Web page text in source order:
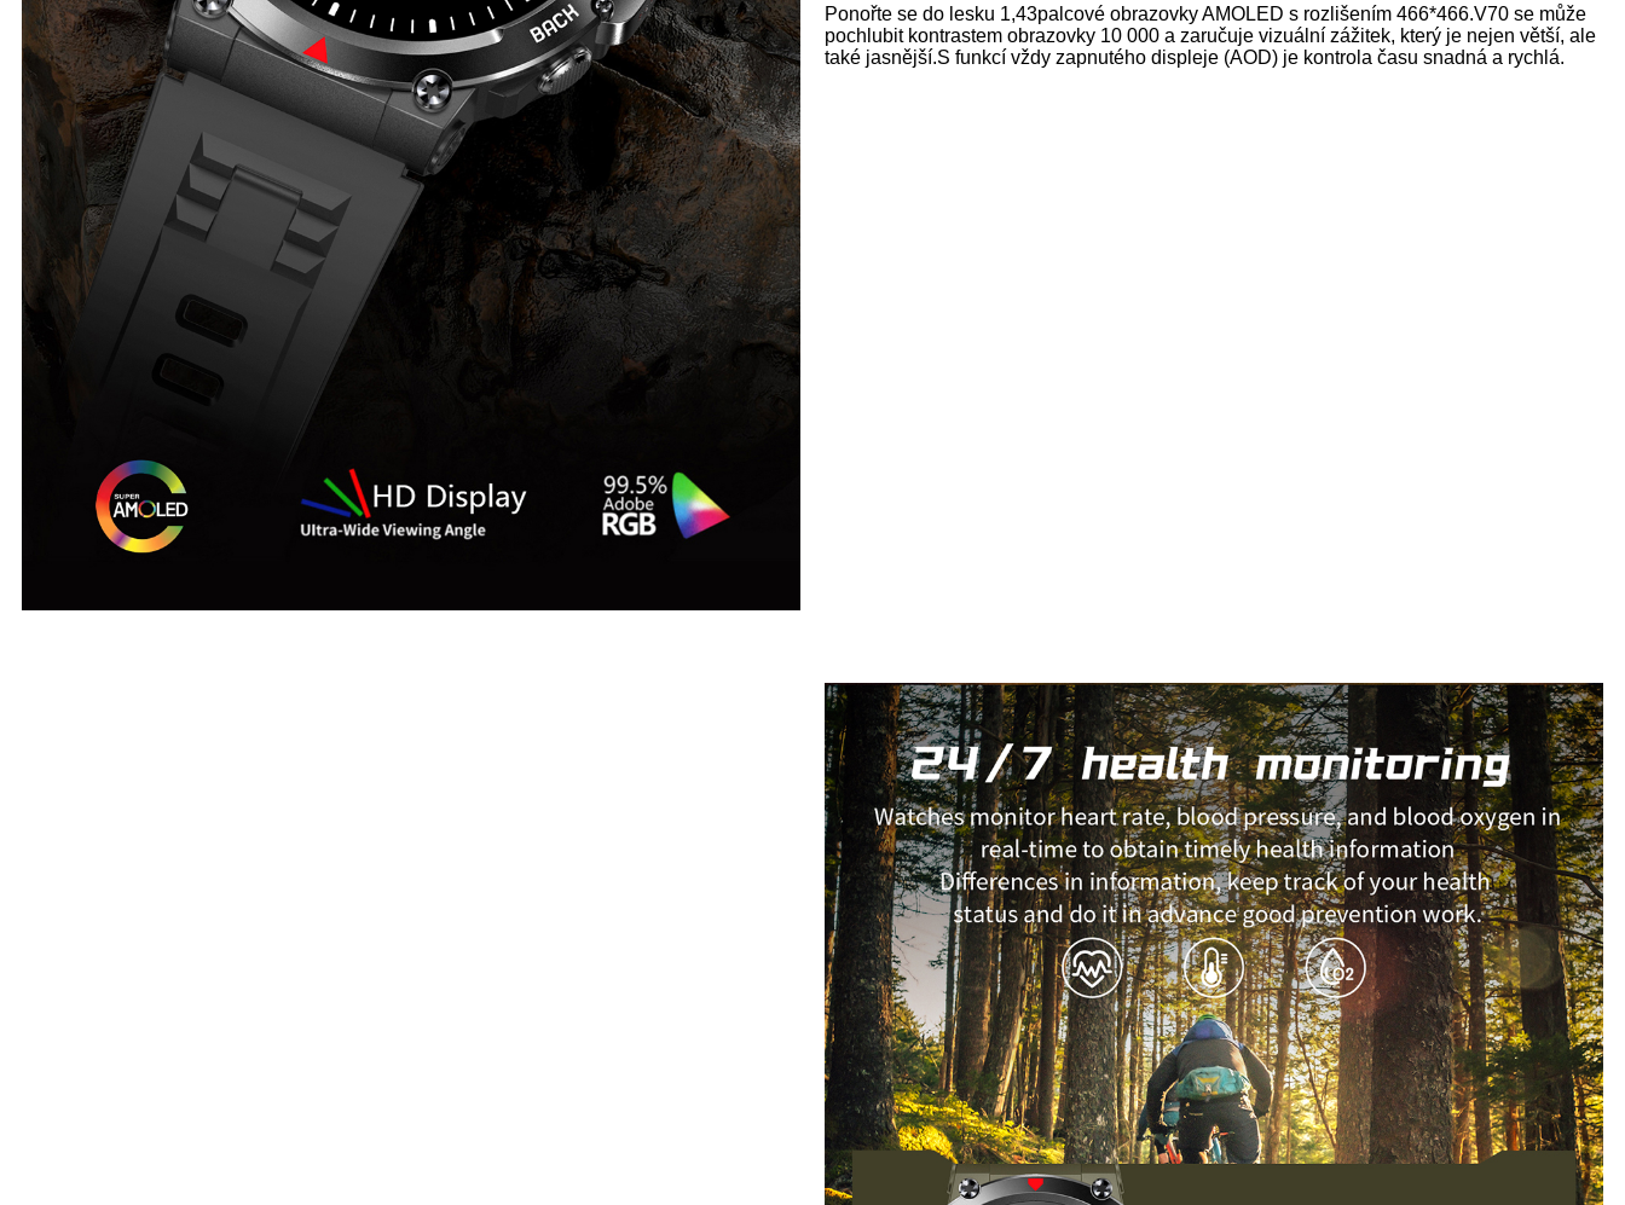
Ponořte se do lesku 1,43palcové obrazovky AMOLED s rozlišením 466*466.V70 se může
pochlubit kontrastem obrazovky 10 000 a zaručuje vizuální zážitek, který je nejen větší, ale
také jasnější.S funkcí vždy zapnutého displeje (AOD) je kontrola času snadná a rychlá.